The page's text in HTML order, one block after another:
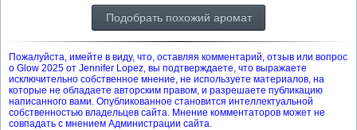
Подобрать похожий аромат
Пожалуйста, имейте в виду, что, оставляя комментарий, отзыв или вопрос
о Glow 2025 от Jennifer Lopez, вы подтверждаете, что выражаете
исключительно собственное мнение, не используете материалов, на
которые не обладаете авторским правом, и разрешаете публикацию
написанного вами. Опубликованное становится интеллектуальной
собственностью владельцев сайта. Мнение комментаторов может не
совпадать с мнением Администрации сайта.